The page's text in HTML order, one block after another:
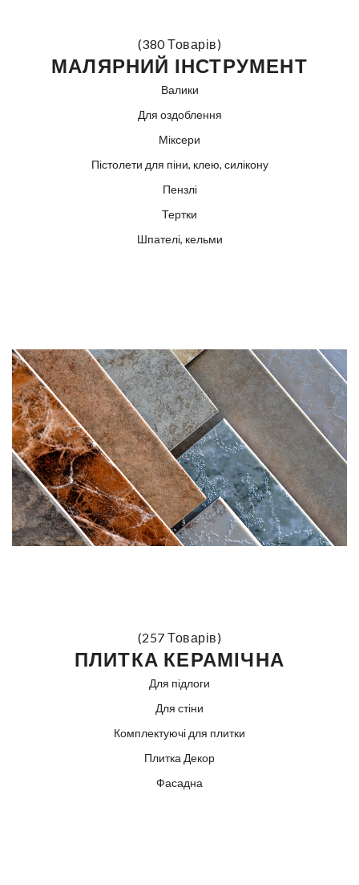
(380 Товарів)
МАЛЯРНИЙ ІНСТРУМЕНТ
Валики
Для оздоблення
Міксери
Пістолети для піни, клею, силікону
Пензлі
Тертки
Шпателі, кельми
(257 Товарів)
ПЛИТКА КЕРАМІЧНА
Для підлоги
Для стіни
Комплектуючі для плитки
Плитка Декор
Фасадна